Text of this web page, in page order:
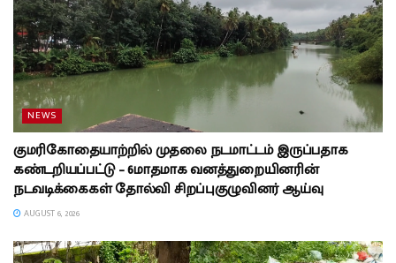
NEWS
குமரிகோதையாற்றில் முதலை நடமாட்டம் இருப்பதாக
கண்டறியப்பட்டு – 6மாதமாக வனத்துறையினரின்
நடவடிக்கைகள் தோல்வி சிறப்புகுழுவினர் ஆய்வு
AUGUST 6, 2026